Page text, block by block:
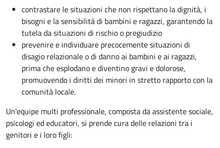
contrastare le situazioni che non rispettano la dignità, i
bisogni e la sensibilità di bambini e ragazzi, garantendo la
tutela da situazioni di rischio o pregiudizio
prevenire e individuare precocemente situazioni di
disagio relazionale o di danno ai bambini e ai ragazzi,
prima che esplodano e diventino gravi e dolorose,
promuovendo i diritti dei minori in stretto rapporto con la
comunità locale.
Un'equipe multi professionale, composta da assistente sociale,
psicologi ed educatori, si prende cura delle relazioni tra i
genitori e i loro figli: